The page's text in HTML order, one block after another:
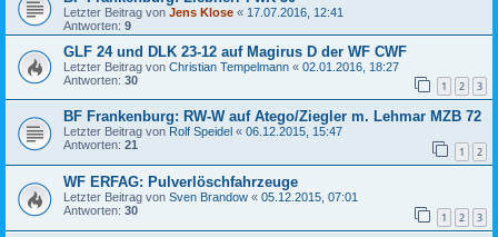
Letzter Beitrag von Jens Klose « 17.07.2016, 12:41
Antworten: 9
GLF 24 und DLK 23-12 auf Magirus D der WF CWF
Letzter Beitrag von Christian Tempelmann « 02.01.2016, 18:27
Antworten: 30 1 2 3
BF Frankenburg: RW-W auf Atego/Ziegler m. Lehmar MZB 72
Letzter Beitrag von Rolf Speidel « 06.12.2015, 15:47
Antworten: 21 1 2
WF ERFAG: Pulverlöschfahrzeuge
Letzter Beitrag von Sven Brandow « 05.12.2015, 07:01
Antworten: 30 1 2 3